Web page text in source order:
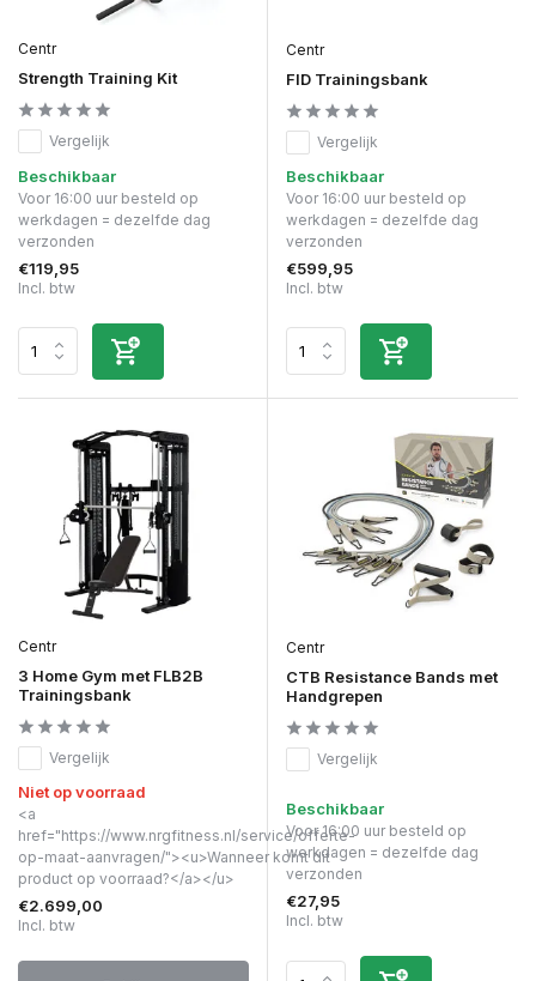
Centr
Strength Training Kit
Vergelijk
Beschikbaar
Voor 16:00 uur besteld op
werkdagen = dezelfde dag
verzonden
€119,95
Incl. btw
Centr
FID Trainingsbank
Vergelijk
Beschikbaar
Voor 16:00 uur besteld op
werkdagen = dezelfde dag
verzonden
€599,95
Incl. btw
Centr
3 Home Gym met FLB2B
Trainingsbank
Vergelijk
Niet op voorraad
<a
href="https://www.nrgfitness.nl/service/offerte-
op-maat-aanvragen/"><u>Wanneer komt dit
product op voorraad?</a></u>
€2.699,00
Incl. btw
Centr
CTB Resistance Bands met
Handgrepen
Vergelijk
Beschikbaar
Voor 16:00 uur besteld op
werkdagen = dezelfde dag
verzonden
€27,95
Incl. btw